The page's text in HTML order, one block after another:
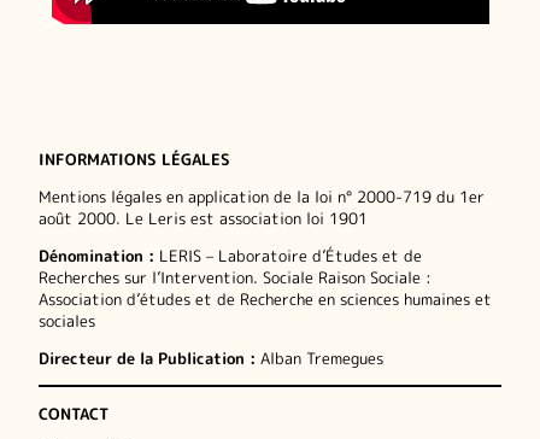
INFORMATIONS LÉGALES
Mentions légales en application de la loi n° 2000-719 du 1er
août 2000. Le Leris est association loi 1901
Dénomination : LERIS – Laboratoire d’Études et de
Recherches sur l’Intervention. Sociale Raison Sociale :
Association d’études et de Recherche en sciences humaines et
sociales
Directeur de la Publication : Alban Tremegues
CONTACT